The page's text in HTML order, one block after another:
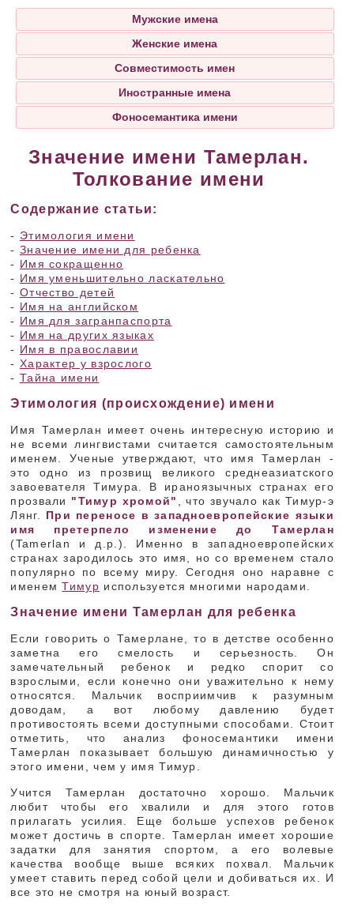
Мужские имена
Женские имена
Совместимость имен
Иностранные имена
Фоносемантика имени
Значение имени Тамерлан.
Толкование имени
Содержание статьи:
- Этимология имени
- Значение имени для ребенка
- Имя сокращенно
- Имя уменьшительно ласкательно
- Отчество детей
- Имя на английском
- Имя для загранпаспорта
- Имя на других языках
- Имя в православии
- Характер у взрослого
- Тайна имени
Этимология (происхождение) имени
Имя Тамерлан имеет очень интересную историю и
не всеми лингвистами считается самостоятельным
именем. Ученые утверждают, что имя Тамерлан -
это одно из прозвищ великого среднеазиатского
завоевателя Тимура. В ираноязычных странах его
прозвали "Тимур хромой"
, что звучало как Тимур-э
Лянг. При переносе в западноевропейские языки
имя претерпело изменение до Тамерлан
(Tamerlan и д.р.). Именно в западноевропейских
странах зародилось это имя, но со временем стало
популярно по всему миру. Сегодня оно наравне с
именемТимур используется многими народами.
Значение имени Тамерлан для ребенка
Если говорить о Тамерлане, то в детстве особенно
заметна его смелость и серьезность. Он
замечательный ребенок и редко спорит со
взрослыми, если конечно они уважительно к нему
относятся. Мальчик восприимчив к разумным
доводам, а вот любому давлению будет
противостоять всеми доступными способами. Стоит
отметить, что анализ фоносемантики имени
Тамерлан показывает большую динамичностью у
этого имени, чем у имя Тимур.
Учится Тамерлан достаточно хорошо. Мальчик
любит чтобы его хвалили и для этого готов
прилагать усилия. Еще больше успехов ребенок
может достичь в спорте. Тамерлан имеет хорошие
задатки для занятия спортом, а его волевые
качества вообще выше всяких похвал. Мальчик
умеет ставить перед собой цели и добиваться их. И
все это не смотря на юный возраст.